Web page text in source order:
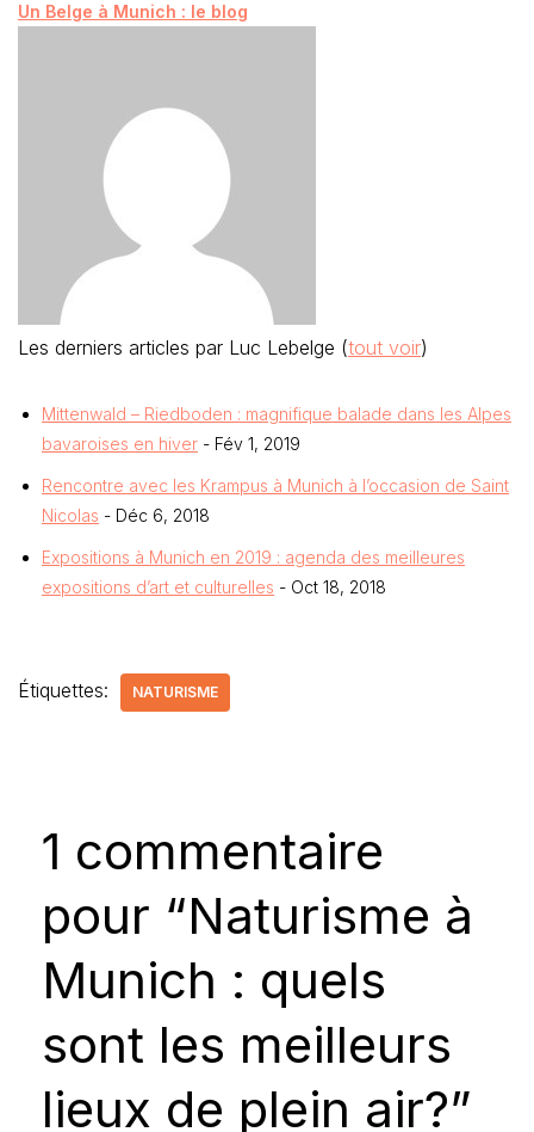
Un Belge à Munich : le blog
Les derniers articles par Luc Lebelge (tout voir)
Mittenwald – Riedboden : magnifique balade dans les Alpes
bavaroises en hiver - Fév 1, 2019
Rencontre avec les Krampus à Munich à l’occasion de Saint
Nicolas - Déc 6, 2018
Expositions à Munich en 2019 : agenda des meilleures
expositions d’art et culturelles - Oct 18, 2018
Étiquettes: NATURISME
1 commentaire
pour “Naturisme à
Munich : quels
sont les meilleurs
lieux de plein air?”